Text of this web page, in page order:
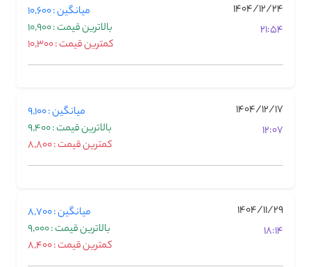
1404/12/24
21:54
میانگین : 10,600
بالاترین قیمت : 10,900
کمترین قیمت : 10,300
1404/12/17
12:07
میانگین : 9,100
بالاترین قیمت : 9,400
کمترین قیمت : 8,800
1404/11/29
18:14
میانگین : 8,700
بالاترین قیمت : 9,000
کمترین قیمت : 8,400